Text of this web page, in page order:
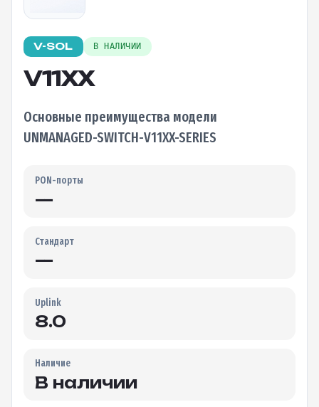
V-SOL В НАЛИЧИИ
V11XX
Основные преимущества модели
UNMANAGED-SWITCH-V11XX-SERIES
PON-порты
—
Стандарт
—
Uplink
8.0
Наличие
В наличии